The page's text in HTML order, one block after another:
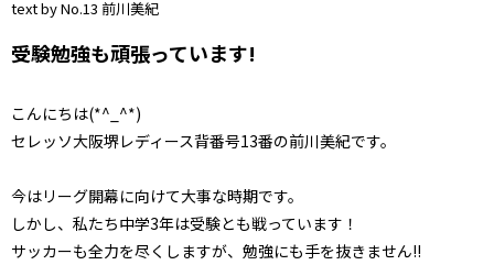
text by No.13 前川美紀
受験勉強も頑張っています!
こんにちは(*^_^*)
セレッソ大阪堺レディース背番号13番の前川美紀です。
今はリーグ開幕に向けて大事な時期です。
しかし、私たち中学3年は受験とも戦っています！
サッカーも全力を尽くしますが、勉強にも手を抜きません!!